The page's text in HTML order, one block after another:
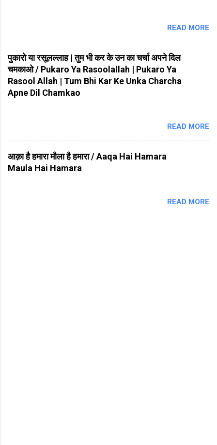
READ MORE
पुकारो या रसूलल्लाह | तुम भी कर के उन का चर्चा अपने दिल
चमकाओ / Pukaro Ya Rasoolallah | Pukaro Ya
Rasool Allah | Tum Bhi Kar Ke Unka Charcha
Apne Dil Chamkao
READ MORE
आक़ा है हमारा मौला है हमारा / Aaqa Hai Hamara
Maula Hai Hamara
READ MORE